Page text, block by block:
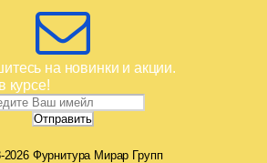
на новинки и акции.
курсе!
2026 Фурнитура Мирар Групп